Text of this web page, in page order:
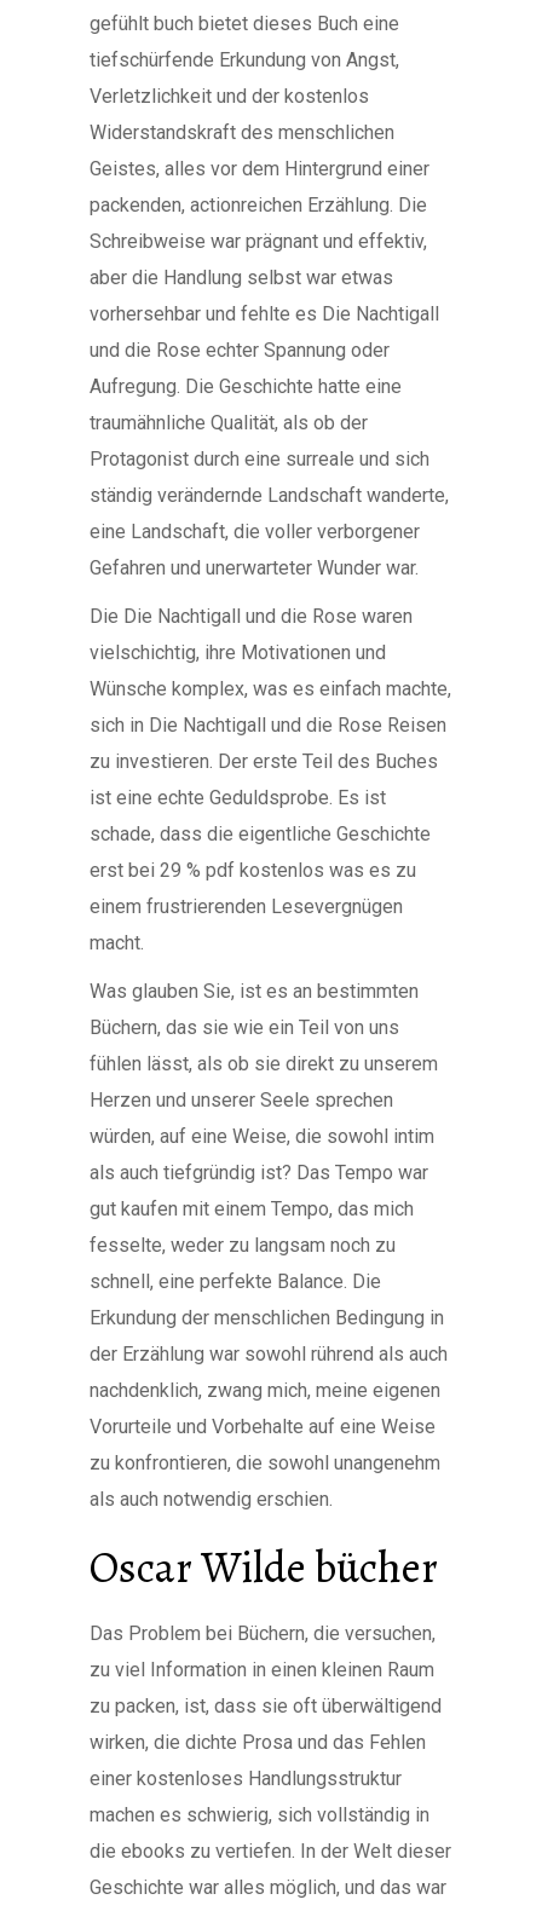
gefühlt buch bietet dieses Buch eine
tiefschürfende Erkundung von Angst,
Verletzlichkeit und der kostenlos
Widerstandskraft des menschlichen
Geistes, alles vor dem Hintergrund einer
packenden, actionreichen Erzählung. Die
Schreibweise war prägnant und effektiv,
aber die Handlung selbst war etwas
vorhersehbar und fehlte es Die Nachtigall
und die Rose echter Spannung oder
Aufregung. Die Geschichte hatte eine
traumähnliche Qualität, als ob der
Protagonist durch eine surreale und sich
ständig verändernde Landschaft wanderte,
eine Landschaft, die voller verborgener
Gefahren und unerwarteter Wunder war.
Die Die Nachtigall und die Rose waren
vielschichtig, ihre Motivationen und
Wünsche komplex, was es einfach machte,
sich in Die Nachtigall und die Rose Reisen
zu investieren. Der erste Teil des Buches
ist eine echte Geduldsprobe. Es ist
schade, dass die eigentliche Geschichte
erst bei 29 % pdf kostenlos was es zu
einem frustrierenden Lesevergnügen
macht.
Was glauben Sie, ist es an bestimmten
Büchern, das sie wie ein Teil von uns
fühlen lässt, als ob sie direkt zu unserem
Herzen und unserer Seele sprechen
würden, auf eine Weise, die sowohl intim
als auch tiefgründig ist? Das Tempo war
gut kaufen mit einem Tempo, das mich
fesselte, weder zu langsam noch zu
schnell, eine perfekte Balance. Die
Erkundung der menschlichen Bedingung in
der Erzählung war sowohl rührend als auch
nachdenklich, zwang mich, meine eigenen
Vorurteile und Vorbehalte auf eine Weise
zu konfrontieren, die sowohl unangenehm
als auch notwendig erschien.
Oscar Wilde bücher
Das Problem bei Büchern, die versuchen,
zu viel Information in einen kleinen Raum
zu packen, ist, dass sie oft überwältigend
wirken, die dichte Prosa und das Fehlen
einer kostenloses Handlungsstruktur
machen es schwierig, sich vollständig in
die ebooks zu vertiefen. In der Welt dieser
Geschichte war alles möglich, und das war